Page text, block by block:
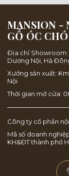
MANSION -
GỖ ÓC
Địa chỉ Showroom:
Dương Nội, Hà
Xưởng sản xuất:
Nội
Thời gian mở cửa:
Công ty cổ phần
Mã số doanh
KH&ĐT thành phố